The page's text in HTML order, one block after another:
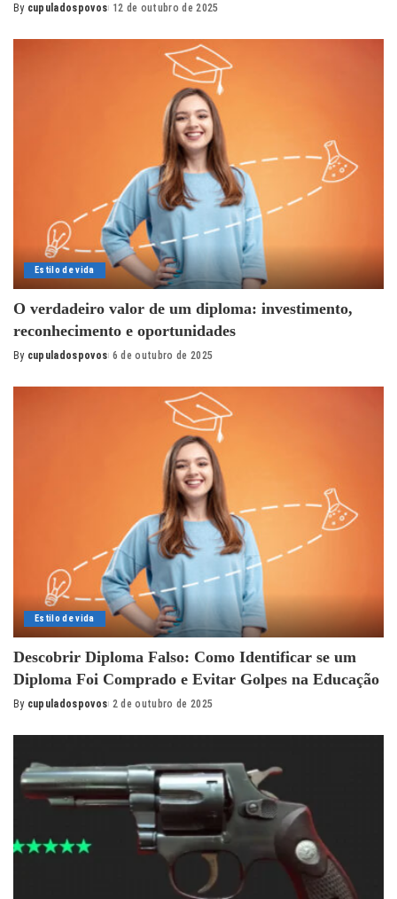
Posted
By cupuladospovos 12 de outubro de 2025
Estilo de vida
O verdadeiro valor de um diploma: investimento,
reconhecimento e oportunidades
Posted
By cupuladospovos 6 de outubro de 2025
Estilo de vida
Descobrir Diploma Falso: Como Identificar se um
Diploma Foi Comprado e Evitar Golpes na Educação
Posted
By cupuladospovos 2 de outubro de 2025